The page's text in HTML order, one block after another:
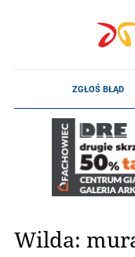
Wilda: